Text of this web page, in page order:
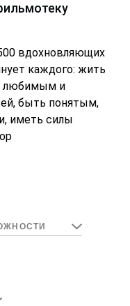
вдохновляющих
каждого: жить
любимым и
быть понятым,
иметь силы